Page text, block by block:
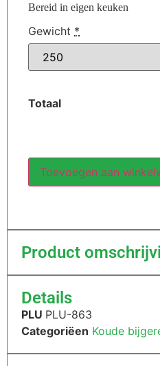
Bereid in eigen keuken
Gewicht *
Totaal
Toevoegen aan
Product
Details
PLU PLU-863
Categoriëen Koude